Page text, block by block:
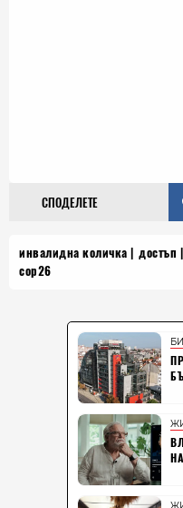
СПОДЕЛЕТЕ
инвалидна количка достъп
cop26